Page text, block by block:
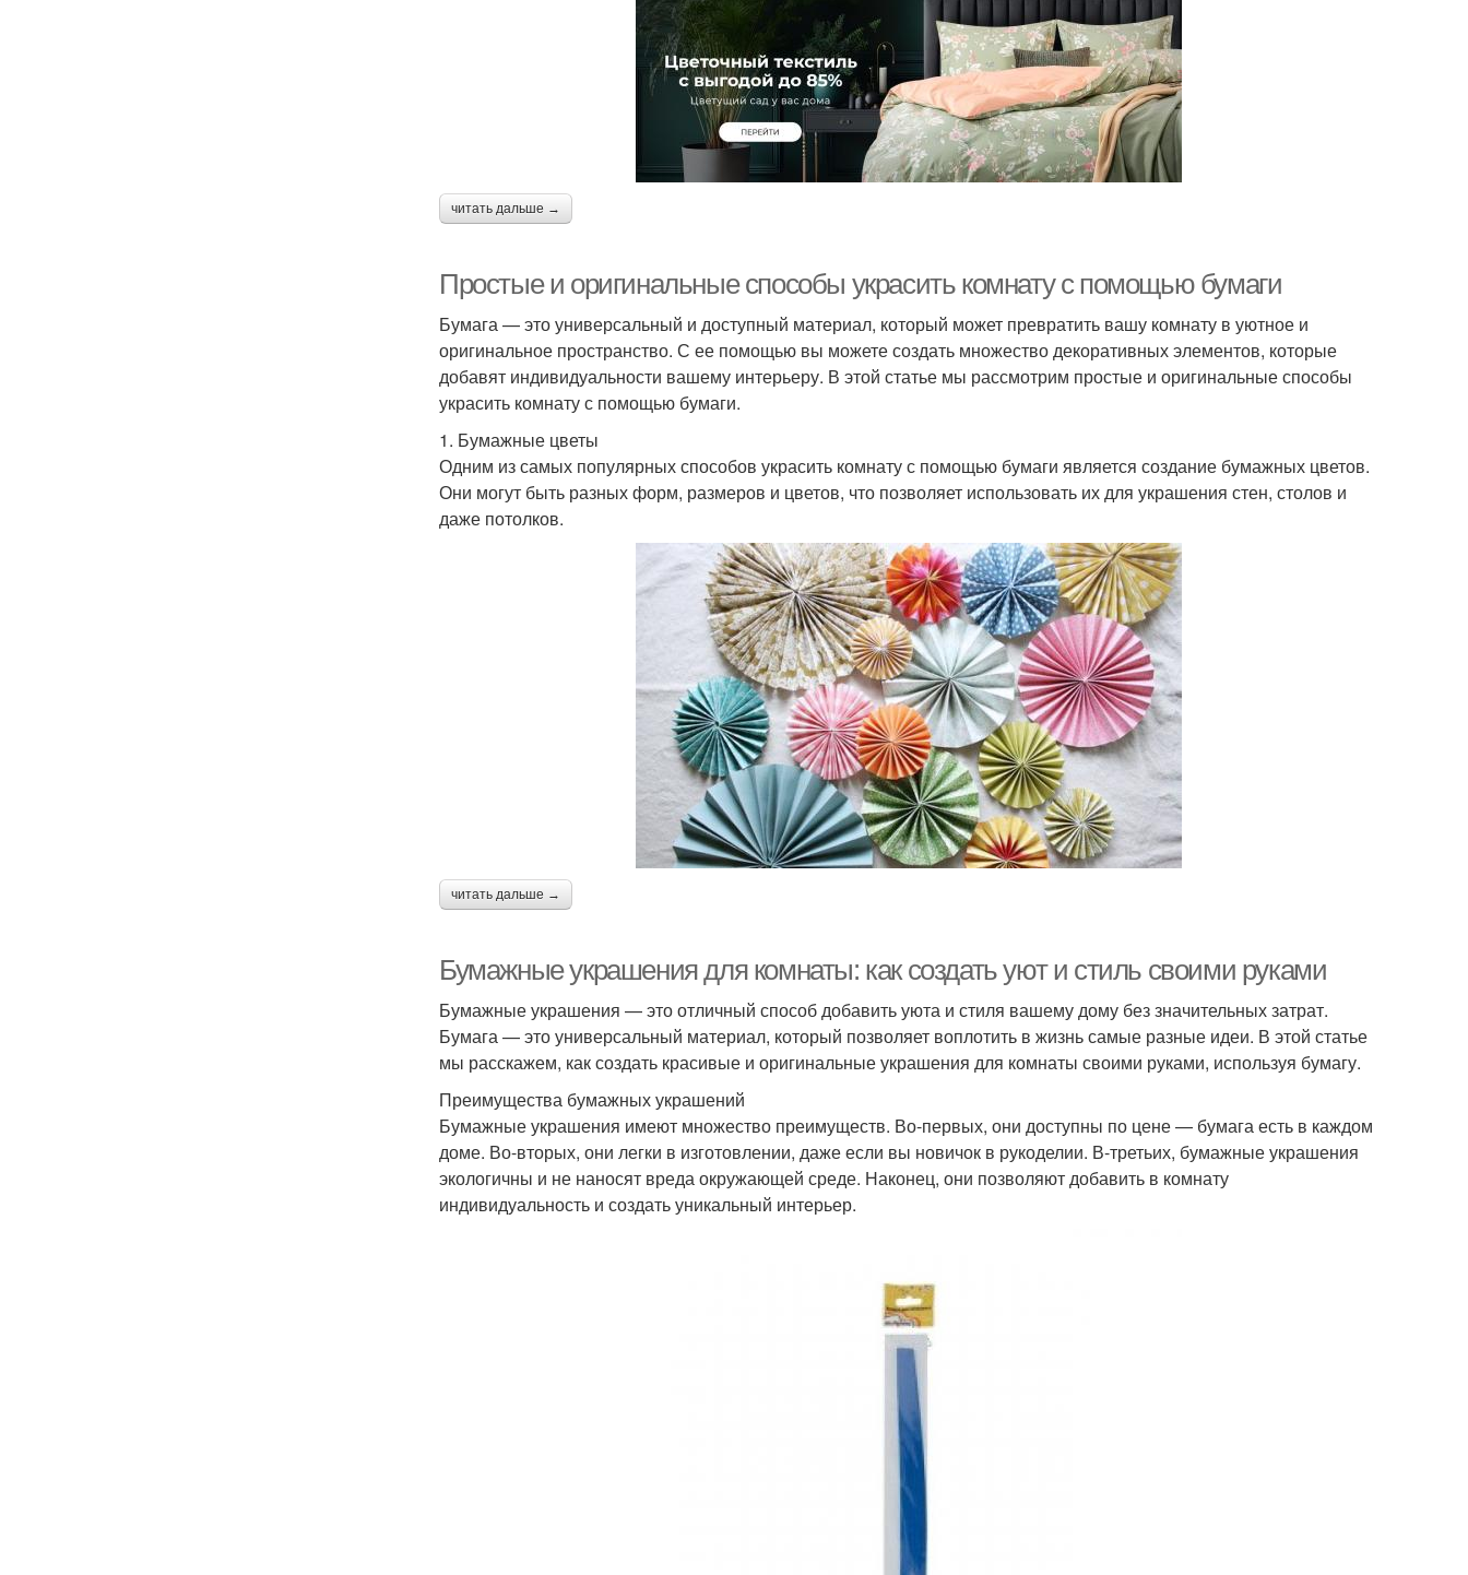
читать дальше →
Простые и оригинальные способы украсить комнату с помощью бумаги
Бумага — это универсальный и доступный материал, который может превратить вашу комнату в уютное и
оригинальное пространство. С ее помощью вы можете создать множество декоративных элементов, которые
добавят индивидуальности вашему интерьеру. В этой статье мы рассмотрим простые и оригинальные способы
украсить комнату с помощью бумаги.
1. Бумажные цветы
Одним из самых популярных способов украсить комнату с помощью бумаги является создание бумажных цветов.
Они могут быть разных форм, размеров и цветов, что позволяет использовать их для украшения стен, столов и
даже потолков.
читать дальше →
Бумажные украшения для комнаты: как создать уют и стиль своими руками
Бумажные украшения — это отличный способ добавить уюта и стиля вашему дому без значительных затрат.
Бумага — это универсальный материал, который позволяет воплотить в жизнь самые разные идеи. В этой статье
мы расскажем, как создать красивые и оригинальные украшения для комнаты своими руками, используя бумагу.
Преимущества бумажных украшений
Бумажные украшения имеют множество преимуществ. Во-первых, они доступны по цене — бумага есть в каждом
доме. Во-вторых, они легки в изготовлении, даже если вы новичок в рукоделии. В-третьих, бумажные украшения
экологичны и не наносят вреда окружающей среде. Наконец, они позволяют добавить в комнату
индивидуальность и создать уникальный интерьер.